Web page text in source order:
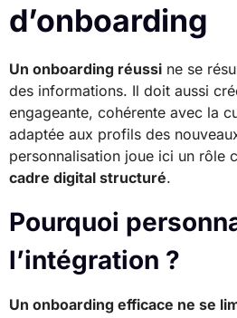
d’onboarding
Un onboarding réussi ne se
des informations. Il doit aussi
engageante, cohérente avec la
adaptée aux profils des
personnalisation joue ici un rôle
cadre digital structuré.
Pourquoi
l’intégration ?
Un onboarding efficace ne se